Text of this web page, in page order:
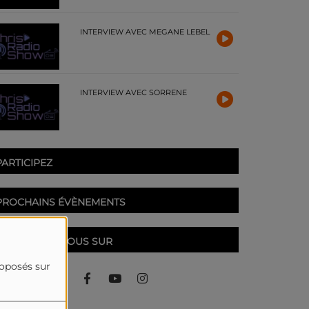
sur
INTERVIEW AVEC MEGANE LEBEL
INTERVIEW AVEC SORRENE
ÉVÈNEMENTS
NOUS SUR